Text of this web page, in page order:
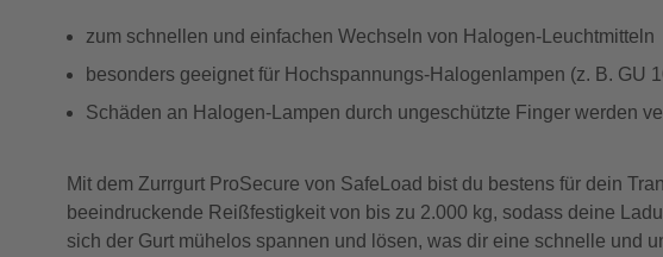
zum schnellen und einfachen Wechseln von Halogen-Leuchtmitteln
besonders geeignet für Hochspannungs-Halogenlampen (z. B. GU
Schäden an Halogen-Lampen durch ungeschützte Finger werden
Mit dem Zurrgurt ProSecure von SafeLoad bist du bestens für dein
beeindruckende Reißfestigkeit von bis zu 2.000 kg, sodass deine
sich der Gurt mühelos spannen und lösen, was dir eine schnelle und